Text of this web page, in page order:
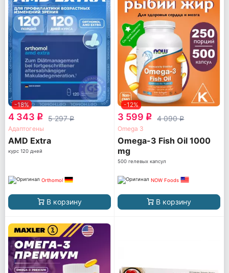
-18%
4 343 q 5 297q
Адаптогены
AМD Extra
курс 120 дней
Orthomol
В корзину
-12%
3 599 q 4 090q
Omega 3
Omega-3 Fish Oil 1000
mg
500 гелевых капсул
NOW Foods
В корзину